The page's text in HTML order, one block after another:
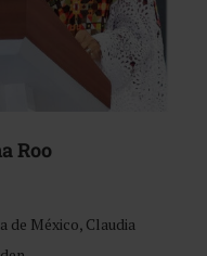
Roo
de México, Claudia